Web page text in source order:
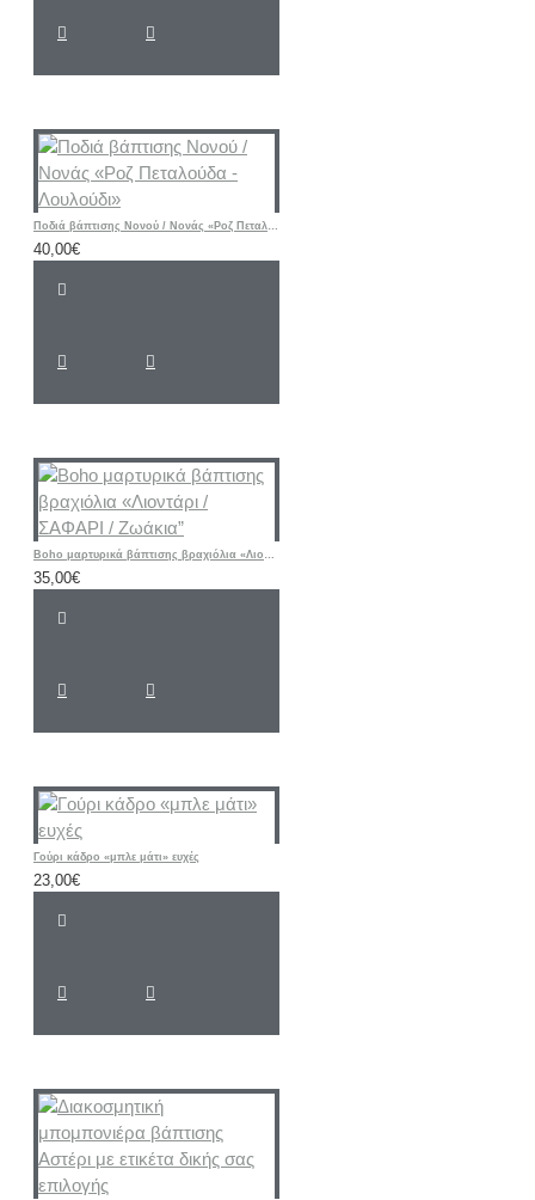
Ποδιά βάπτισης Νονού / Νονάς «Ροζ Πεταλούδα - Λουλούδι»
40,00€
Boho μαρτυρικά βάπτισης βραχιόλια «Λιοντάρι / ΣΑΦΑΡΙ / Ζωάκια”
35,00€
Γούρι κάδρο «μπλε μάτι» ευχές
23,00€